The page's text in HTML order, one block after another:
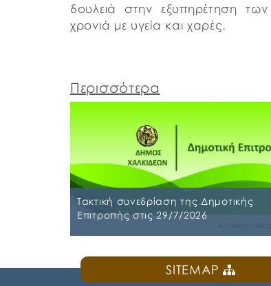
δουλειά στην εξυπηρέτηση
χρονιά με υγεία και χαρές.
Περισσότερα
Τακτική συνεδρίαση της Δημοτικής
Επιτροπής στις 29/7/2026
Τακτική συνεδρίαση της Δημοτικής
SITEMAP